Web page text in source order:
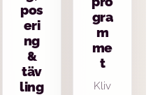
pos
eri
ng
&
täv
ling
gra
m
me
t
Kliv